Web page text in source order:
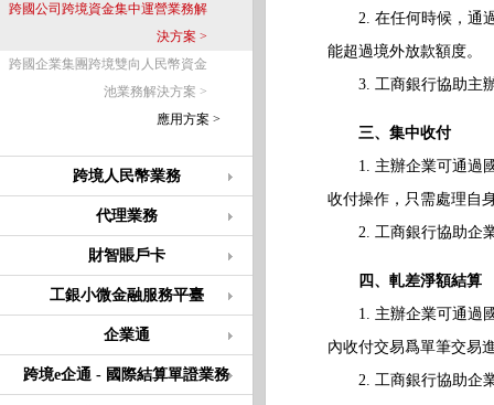
跨國公司跨境資金集中運營業務解
決方案 >
跨國企業集團跨境雙向人民幣資金
池業務解決方案 >
應用方案 >
跨境人民幣業務
代理業務
財智賬戶卡
工銀小微金融服務平臺
企業通
跨境e企通 - 國際結算單證業務
2. 在任何時候，通過
能超過境外放款額度。
3. 工商銀行協助主辦
三、集中收付
1. 主辦企業可通過國
收付操作，只需處理自
2. 工商銀行協助企業
四、軋差淨額結算
1. 主辦企業可通過國
內收付交易爲單筆交易
2. 工商銀行協助企業